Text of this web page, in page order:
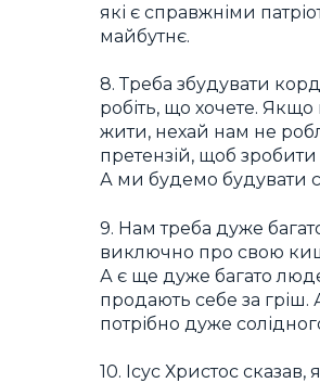
які є справжніми
майбутнє.
8. Треба збудувати
робіть, що хочете.
жити, нехай нам не
претензій, щоб
А ми будемо будувати
9. Нам треба дуже
виключно про свою
А є ще дуже багато
продають себе за
потрібно дуже
10. Ісус Христос